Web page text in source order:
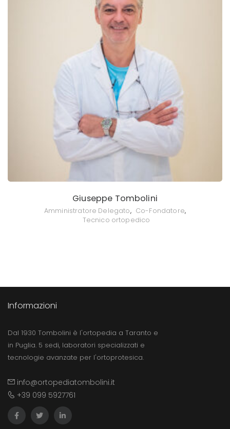
Giuseppe Tombolini
Amministratore Delegato, Co-Fondatore,
Tecnico ortopedico
Informazioni
Dal 1930 Tombolini è l'ortopedia a Taranto e
in Puglia. 5 sedi, laboratori specializzati e
tecnologie avanzate per l'ortoprotesica.
info@ortopediatombolini.it
+39 099 5927761